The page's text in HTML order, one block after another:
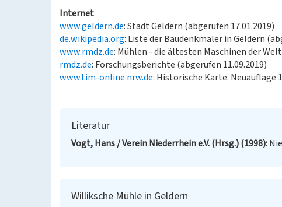
Internet
www.geldern.de: Stadt Geldern (abgerufen 17.01.2019)
de.wikipedia.org: Liste der Baudenkmäler in Geldern
www.rmdz.de: Mühlen - die ältesten Maschinen der
rmdz.de: Forschungsberichte (abgerufen 11.09.2019)
www.tim-online.nrw.de: Historische Karte. Neuauflage
Literatur
Vogt, Hans / Verein Niederrhein e.V. (Hrsg.) (1998)
Williksche Mühle in Geldern